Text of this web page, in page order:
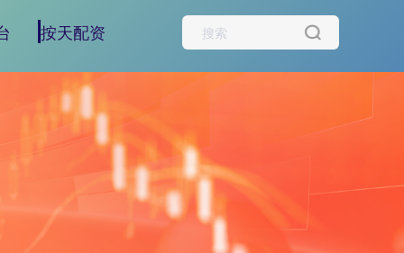
按天配资